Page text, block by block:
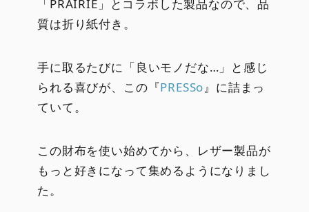
「PRAIRIE」とコラボした製品なので、品
質は折り紙付き。
手に取るたびに「良いモノだな…」と感じ
られる喜びが、この『PRESSo』に詰まっ
ていて。
この財布を使い始めてから、レザー製品が
もっと好きになって集めるようになりまし
た。